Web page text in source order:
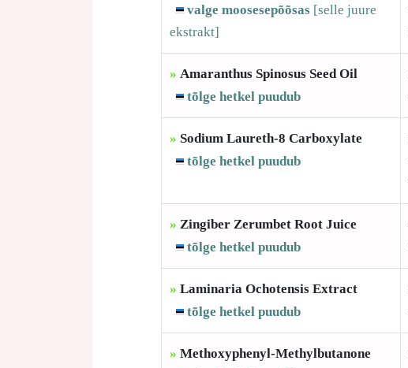
valge moosesepõõsas [selle juure
ekstrakt]
» Amaranthus Spinosus Seed Oil
tõlge hetkel puudub
» Sodium Laureth-8 Carboxylate
tõlge hetkel puudub
» Zingiber Zerumbet Root Juice
tõlge hetkel puudub
» Laminaria Ochotensis Extract
tõlge hetkel puudub
» Methoxyphenyl-Methylbutanone